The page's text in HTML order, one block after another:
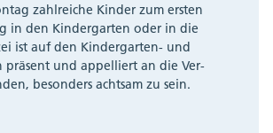
zahlreiche Kinder zum ersten
in den Kindergarten oder in die
ist auf den Kindergarten- und
präsent und appelliert an die Ver-
besonders achtsam zu sein.